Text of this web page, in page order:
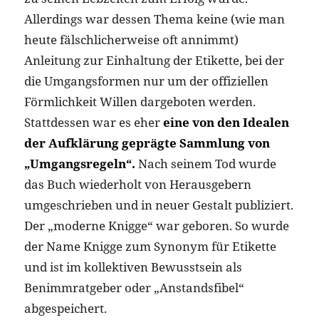
Allerdings war dessen Thema keine (wie man
heute fälschlicherweise oft annimmt)
Anleitung zur Einhaltung der Etikette, bei der
die Umgangsformen nur um der offiziellen
Förmlichkeit Willen dargeboten werden.
Stattdessen war es ehereine von den Idealen
der Aufklärung geprägte Sammlung von
„Umgangsregeln“. Nach seinem Tod wurde
das Buch wiederholt von Herausgebern
umgeschrieben und in neuer Gestalt publiziert.
Der „moderne Knigge“ war geboren. So wurde
der Name Knigge zum Synonym für Etikette
und ist im kollektiven Bewusstsein als
Benimmratgeber oder „Anstandsfibel“
abgespeichert.